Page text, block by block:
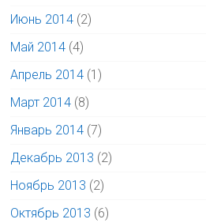
Июнь 2014 (2)
Май 2014 (4)
Апрель 2014 (1)
Март 2014 (8)
Январь 2014 (7)
Декабрь 2013 (2)
Ноябрь 2013 (2)
Октябрь 2013 (6)